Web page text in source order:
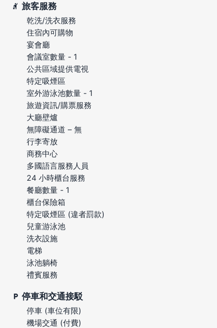
旅客服務
乾洗/洗衣服務
住宿內可購物
宴會廳
會議室數量 - 1
公共區域提供電視
特定吸煙區
室外游泳池數量 - 1
旅遊資訊/購票服務
大廳壁爐
無障礙通道 – 無
行李寄放
商務中心
多國語言服務人員
24 小時櫃台服務
餐廳數量 - 1
櫃台保險箱
特定吸煙區 (違者罰款)
兒童游泳池
洗衣設施
電梯
泳池躺椅
禮賓服務
停車和交通接駁
停車 (車位有限)
機場交通 (付費)